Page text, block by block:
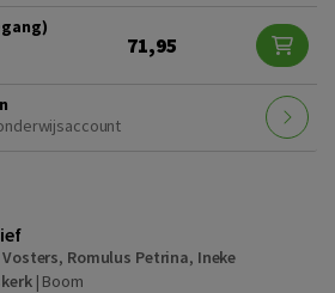
71,95
, Romulus Petrina, Ineke
| Boom